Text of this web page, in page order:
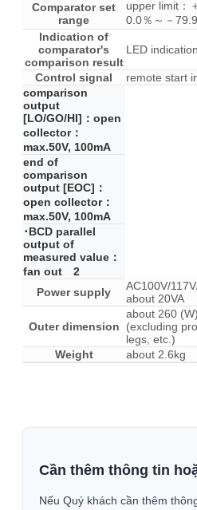
Comparator set
range
upper limit：
0.0％～－
Indication of
comparator's
comparison result
LED
Control signal
remote start
comparison
output
[LO/GO/HI]：open
collector：
max.50V, 100mA
end of
comparison
output [EOC]：
open collector：
max.50V, 100mA
･BCD parallel
output of
measured value：
fan out 2
Power supply
AC100V/
about 20VA
Outer dimension
about 260
(excluding
legs, etc.)
Weight
about 2.6kg
Cần thêm thông tin
Nếu Quý khách cần thêm